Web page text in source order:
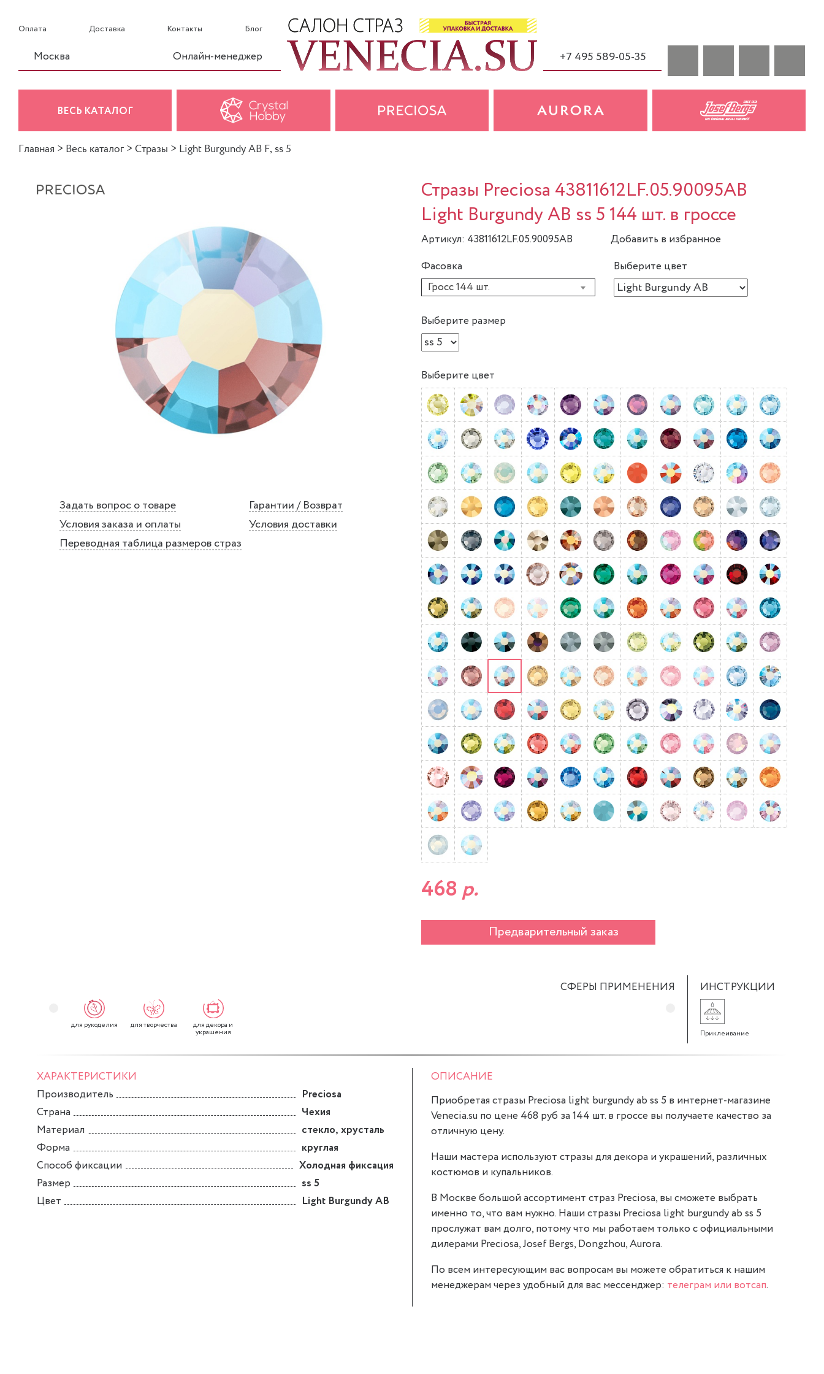
Оплата Доставка Контакты Блог
Москва Онлайн-менеджер +7 495 589-05-35
ВЕСЬ КАТАЛОГ
Главная > Весь каталог > Стразы > Light Burgundy AB F, ss 5
Задать вопрос о товаре
Гарантии / Возврат
Условия заказа и оплаты
Условия доставки
Переводная таблица размеров страз
Стразы Preciosa 43811612LF.05.90095AB
Light Burgundy AB ss 5 144 шт. в гроссе
Артикул: 43811612LF.05.90095AB
Добавить в избранное
Фасовка
Гросс 144 шт.
Выберите цвет
Выберите размер
Выберите цвет
468 р.
Предварительный заказ
СФЕРЫ ПРИМЕНЕНИЯ
для рукоделия для творчества для декора и
украшения
ИНСТРУКЦИИ
Приклеивание
ХАРАКТЕРИСТИКИ
Производитель
Preciosa
Страна
Чехия
Материал
стекло, хрусталь
Форма
круглая
Способ фиксации
Холодная фиксация
Размер
ss 5
Цвет
Light Burgundy AB
ОПИСАНИЕ
Приобретая стразы Preciosa light burgundy ab ss 5 в интернет-магазине
Venecia.su по цене 468 руб за 144 шт. в гроссе вы получаете качество за
отличную цену.
Наши мастера используют стразы для декора и украшений, различных
костюмов и купальников.
В Москве большой ассортимент страз Preciosa, вы сможете выбрать
именно то, что вам нужно. Наши стразы Preciosa light burgundy ab ss 5
прослужат вам долго, потому что мы работаем только с официальными
дилерами Preciosa, Josef Bergs, Dongzhou, Aurora.
По всем интересующим вас вопросам вы можете обратиться к нашим
менеджерам через удобный для вас мессенджер: телеграм или вотсап.